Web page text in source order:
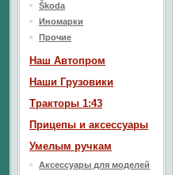
Škoda
Иномарки
Прочие
Наш Aвтопром
Наши Грузовики
Тракторы 1:43
Прицепы и аксессуары
Умелым ручкам
Аксессуары для моделей